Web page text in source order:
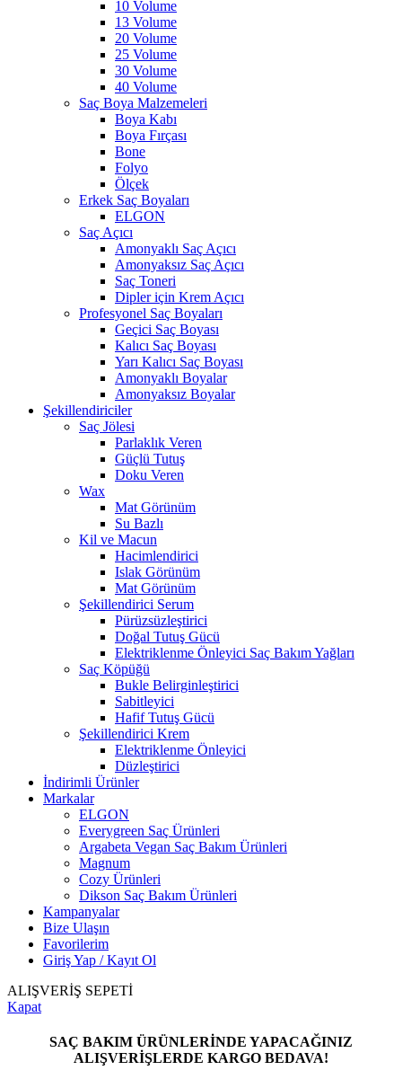
10 Volume
13 Volume
20 Volume
25 Volume
30 Volume
40 Volume
Saç Boya Malzemeleri
Boya Kabı
Boya Fırçası
Bone
Folyo
Ölçek
Erkek Saç Boyaları
ELGON
Saç Açıcı
Amonyaklı Saç Açıcı
Amonyaksız Saç Açıcı
Saç Toneri
Dipler için Krem Açıcı
Profesyonel Saç Boyaları
Geçici Saç Boyası
Kalıcı Saç Boyası
Yarı Kalıcı Saç Boyası
Amonyaklı Boyalar
Amonyaksız Boyalar
Şekillendiriciler
Saç Jölesi
Parlaklık Veren
Güçlü Tutuş
Doku Veren
Wax
Mat Görünüm
Su Bazlı
Kil ve Macun
Hacimlendirici
Islak Görünüm
Mat Görünüm
Şekillendirici Serum
Pürüzsüzleştirici
Doğal Tutuş Gücü
Elektriklenme Önleyici Saç Bakım Yağları
Saç Köpüğü
Bukle Belirginleştirici
Sabitleyici
Hafif Tutuş Gücü
Şekillendirici Krem
Elektriklenme Önleyici
Düzleştirici
İndirimli Ürünler
Markalar
ELGON
Everygreen Saç Ürünleri
Argabeta Vegan Saç Bakım Ürünleri
Magnum
Cozy Ürünleri
Dikson Saç Bakım Ürünleri
Kampanyalar
Bize Ulaşın
Favorilerim
Giriş Yap / Kayıt Ol
ALIŞVERİŞ SEPETİ
Kapat
SAÇ BAKIM ÜRÜNLERİNDE YAPACAĞINIZ
ALIŞVERİŞLERDE KARGO BEDAVA!